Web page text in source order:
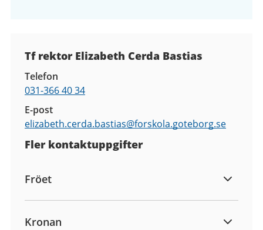
Tf rektor Elizabeth Cerda Bastias
Telefon
031-366 40 34
E-post
elizabeth.cerda.bastias@forskola.goteborg.se
Fler kontaktuppgifter
Fröet
Kronan